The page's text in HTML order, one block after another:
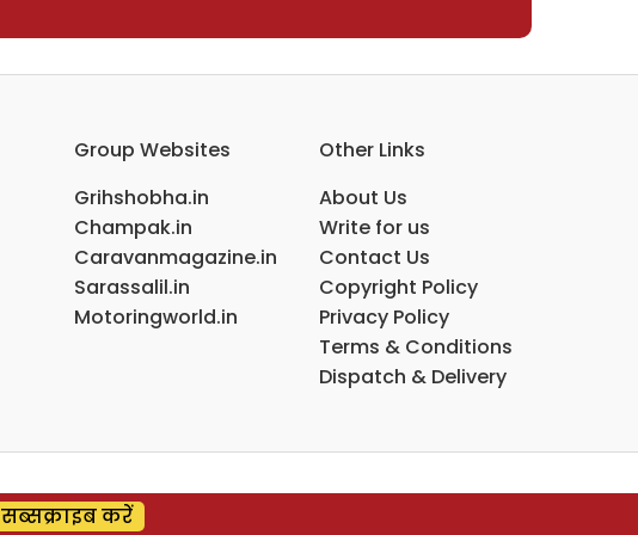
Group Websites
Grihshobha.in
Champak.in
Caravanmagazine.in
Sarassalil.in
Motoringworld.in
Other Links
About Us
Write for us
Contact Us
Copyright Policy
Privacy Policy
Terms & Conditions
Dispatch & Delivery
सब्सक्राइब करें